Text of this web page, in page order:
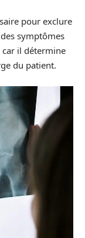
pour exclure
symptômes
car il détermine
du patient.